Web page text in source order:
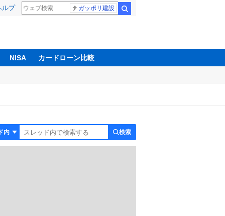
ルプ ガッポリ建設
NISA カードローン比較
検索